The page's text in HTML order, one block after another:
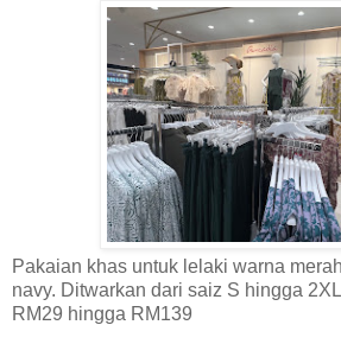
Pakaian khas untuk lelaki warna
navy. Ditwarkan dari saiz S hingga
RM29 hingga RM139